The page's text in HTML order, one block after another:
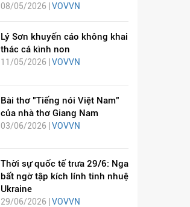
08/05/2026 | VOVVN
Lý Sơn khuyến cáo không khai
thác cá kình non
11/05/2026 | VOVVN
Bài thơ "Tiếng nói Việt Nam"
của nhà thơ Giang Nam
03/06/2026 |VOVVN
Thời sự quốc tế trưa 29/6: Nga
bất ngờ tập kích lính tinh nhuệ
Ukraine
29/06/2026 | VOVVN